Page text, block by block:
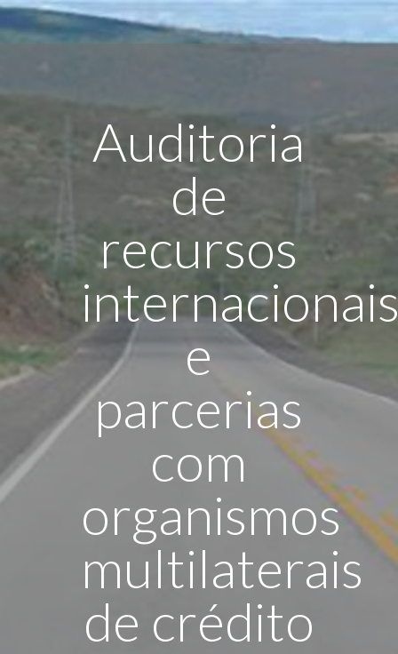
Auditoria
de
recursos
e
parcerias
com
organismos
multilaterais
de crédito